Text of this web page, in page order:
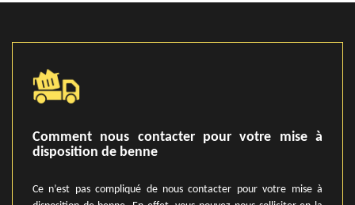
Comment nous contacter pour votre mise à
disposition de benne
Ce n’est pas compliqué de nous contacter pour votre mise à